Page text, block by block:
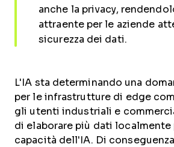
anche la privacy,
attraente per le aziende
sicurezza dei dati.
L'IA sta determinando una
per le infrastrutture di edge
gli utenti industriali e
di elaborare più dati
capacità dell'IA. Di